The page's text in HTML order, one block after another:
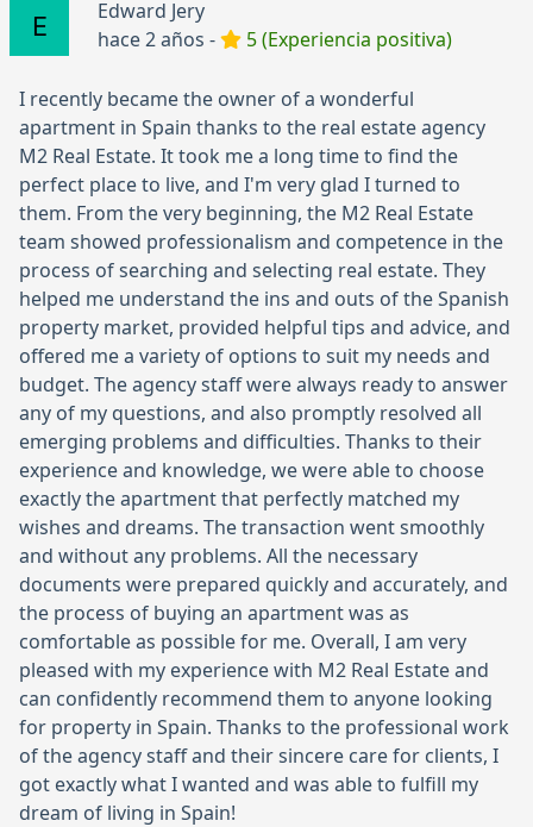
Edward Jery
hace 2 años -
5 (Experiencia positiva)
I recently became the owner of a wonderful
apartment in Spain thanks to the real estate agency
M2 Real Estate. It took me a long time to find the
perfect place to live, and I'm very glad I turned to
them. From the very beginning, the M2 Real Estate
team showed professionalism and competence in the
process of searching and selecting real estate. They
helped me understand the ins and outs of the Spanish
property market, provided helpful tips and advice, and
offered me a variety of options to suit my needs and
budget. The agency staff were always ready to answer
any of my questions, and also promptly resolved all
emerging problems and difficulties. Thanks to their
experience and knowledge, we were able to choose
exactly the apartment that perfectly matched my
wishes and dreams. The transaction went smoothly
and without any problems. All the necessary
documents were prepared quickly and accurately, and
the process of buying an apartment was as
comfortable as possible for me. Overall, I am very
pleased with my experience with M2 Real Estate and
can confidently recommend them to anyone looking
for property in Spain. Thanks to the professional work
of the agency staff and their sincere care for clients, I
got exactly what I wanted and was able to fulfill my
dream of living in Spain!